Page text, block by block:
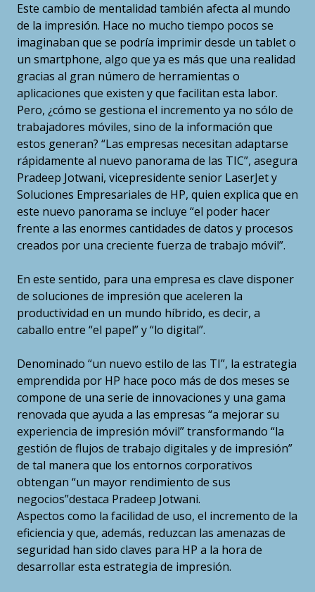
Este cambio de mentalidad también afecta al mundo
de la impresión. Hace no mucho tiempo pocos se
imaginaban que se podría imprimir desde un tablet o
un smartphone, algo que ya es más que una realidad
gracias al gran número de herramientas o
aplicaciones que existen y que facilitan esta labor.
Pero, ¿cómo se gestiona el incremento ya no sólo de
trabajadores móviles, sino de la información que
estos generan? “Las empresas necesitan adaptarse
rápidamente al nuevo panorama de las TIC”, asegura
Pradeep Jotwani, vicepresidente senior LaserJet y
Soluciones Empresariales de HP, quien explica que en
este nuevo panorama se incluye “el poder hacer
frente a las enormes cantidades de datos y procesos
creados por una creciente fuerza de trabajo móvil”.
En este sentido, para una empresa es clave disponer
de soluciones de impresión que aceleren la
productividad en un mundo híbrido, es decir, a
caballo entre “el papel” y “lo digital”.
Denominado “un nuevo estilo de las TI”, la estrategia
emprendida por HP hace poco más de dos meses se
compone de una serie de innovaciones y una gama
renovada que ayuda a las empresas “a mejorar su
experiencia de impresión móvil” transformando “la
gestión de flujos de trabajo digitales y de impresión”
de tal manera que los entornos corporativos
obtengan “un mayor rendimiento de sus
negocios”destaca Pradeep Jotwani.
Aspectos como la facilidad de uso, el incremento de la
eficiencia y que, además, reduzcan las amenazas de
seguridad han sido claves para HP a la hora de
desarrollar esta estrategia de impresión.